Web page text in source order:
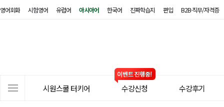
영어회화 시험영어 유럽어 아시아어 한국어 진짜학습지 편입 B2B·직무/자격증
시원스쿨 터키어 수강신청 수강후기